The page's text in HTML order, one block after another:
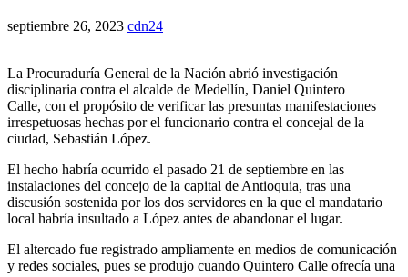
septiembre 26, 2023 cdn24
La Procuraduría General de la Nación abrió investigación
disciplinaria contra el alcalde de Medellín, Daniel Quintero
Calle, con el propósito de verificar las presuntas manifestaciones
irrespetuosas hechas por el funcionario contra el concejal de la
ciudad, Sebastián López.
El hecho habría ocurrido el pasado 21 de septiembre en las
instalaciones del concejo de la capital de Antioquia, tras una
discusión sostenida por los dos servidores en la que el mandatario
local habría insultado a López antes de abandonar el lugar.
El altercado fue registrado ampliamente en medios de comunicación
y redes sociales, pues se produjo cuando Quintero Calle ofrecía una